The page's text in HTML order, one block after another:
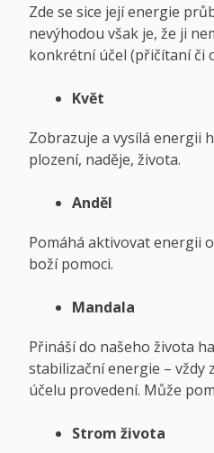
Zde se sice její energie
nevýhodou však je, že ji
konkrétní účel (přičítaní či
Květ
Zobrazuje a vysílá energii
plození, naděje, života.
Anděl
Pomáhá aktivovat energii
boží pomoci.
Mandala
Přináší do našeho života
stabilizační energie – vždy
účelu provedení. Může
Strom života